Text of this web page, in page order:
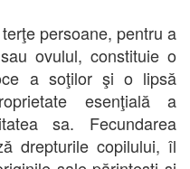
persoane, pentru a
ovulul, constituie o
a soţilor şi o lipsă
esenţială a
sa. Fecundarea
drepturile copilului, îl